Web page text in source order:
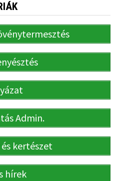
Admin.
kertészet
hírek